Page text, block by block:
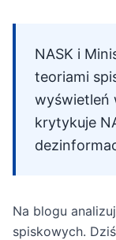
NASK i
teoriami
wyświetleń
krytykuje
Na blogu
spiskowych.